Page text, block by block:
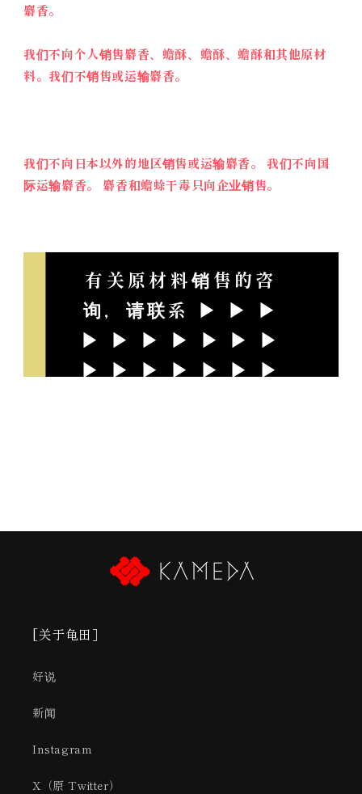
麝香。
我们不向个人销售麝香、蟾酥、蟾酥、蟾酥和其他原材
料。我们不销售或运输麝香。
我们不向日本以外的地区销售或运输麝香。 我们不向国
际运输麝香。 麝香和蟾蜍干毒只向企业销售。
有关原材料销售的咨
询，请联系 ▶ ▶ ▶
▶ ▶ ▶ ▶ ▶ ▶ ▶
▶ ▶ ▶ ▶ ▶ ▶ ▶
[关于龟田］
好说
新闻
Instagram
X（原 Twitter）